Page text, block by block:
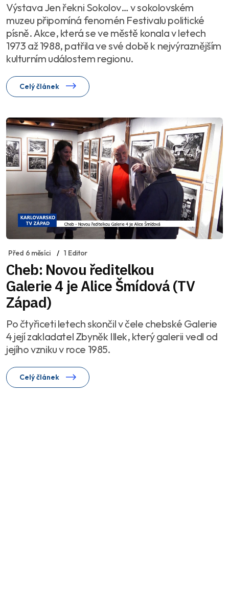
Výstava Jen řekni Sokolov… v sokolovském
muzeu připomíná fenomén Festivalu politické
písně. Akce, která se ve městě konala v letech
1973 až 1988, patřila ve své době k nejvýraznějším
kulturním událostem regionu.
Celý článek
Před 6 měsíci 1 Editor
Cheb: Novou ředitelkou
Galerie 4 je Alice Šmídová (TV
Západ)
Po čtyřiceti letech skončil v čele chebské Galerie
4 její zakladatel Zbyněk Illek, který galerii vedl od
jejího vzniku v roce 1985.
Celý článek